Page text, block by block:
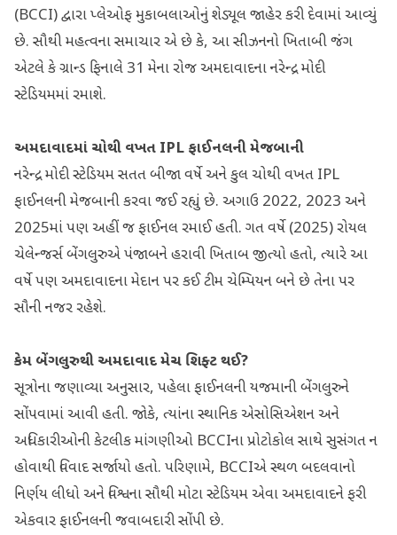
(BCCI) દ્વારા પ્લેઓફ મુકાબલાઓનું શેડ્યૂલ જાહેર કરી દેવામાં આવ્યું
છે. સૌથી મહત્વના સમાચાર એ છે કે, આ સીઝનનો ખિતાબી જંગ
એટલે કે ગ્રાન્ડ ફિનાલે 31 મેના રોજ અમદાવાદના નરેન્દ્ર મોદી
સ્ટેડિયમમાં રમાશે.
અમદાવાદમાં ચોથી વખત IPL ફાઈનલની મેજબાની
નરેન્દ્ર મોદી સ્ટેડિયમ સતત બીજા વર્ષે અને કુલ ચોથી વખત IPL
ફાઈનલની મેજબાની કરવા જઈ રહ્યું છે. અગાઉ 2022, 2023 અને
2025માં પણ અહીં જ ફાઈનલ રમાઈ હતી. ગત વર્ષે (2025) રોયલ
ચેલેન્જર્સ બેંગલુરુએ પંજાબને હરાવી ખિતાબ જીત્યો હતો, ત્યારે આ
વર્ષે પણ અમદાવાદના મેદાન પર કઈ ટીમ ચેમ્પિયન બને છે તેના પર
સૌની નજર રહેશે.
કેમ બેંગલુરુથી અમદાવાદ મેચ શિફ્ટ થઈ?
સૂત્રોના જણાવ્યા અનુસાર, પહેલા ફાઈનલની યજમાની બેંગલુરુને
સોંપવામાં આવી હતી. જોકે, ત્યાંના સ્થાનિક એસોસિએશન અને
અધિકારીઓની કેટલીક માંગણીઓ BCCIના પ્રોટોકોલ સાથે સુસંગત ન
હોવાથી વિવાદ સર્જાયો હતો. પરિણામે, BCCIએ સ્થળ બદલવાનો
નિર્ણય લીધો અને વિશ્વના સૌથી મોટા સ્ટેડિયમ એવા અમદાવાદને ફરી
એકવાર ફાઈનલની જવાબદારી સોંપી છે.